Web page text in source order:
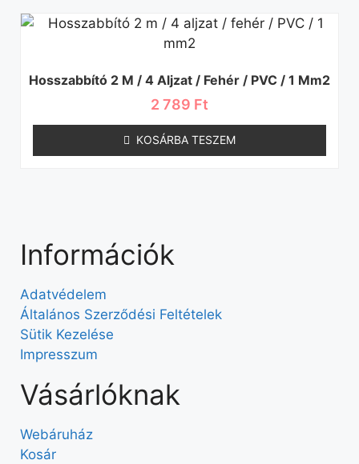
Hosszabbító 2 M / 4 Aljzat / Fehér / PVC / 1 Mm2
2 789 Ft
KOSÁRBA TESZEM
Információk
Adatvédelem
Általános Szerződési Feltételek
Sütik Kezelése
Impresszum
Vásárlóknak
Webáruház
Kosár